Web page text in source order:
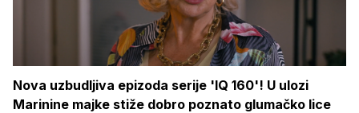
Nova uzbudljiva epizoda serije 'IQ 160'! U ulozi
Marinine majke stiže dobro poznato glumačko lice